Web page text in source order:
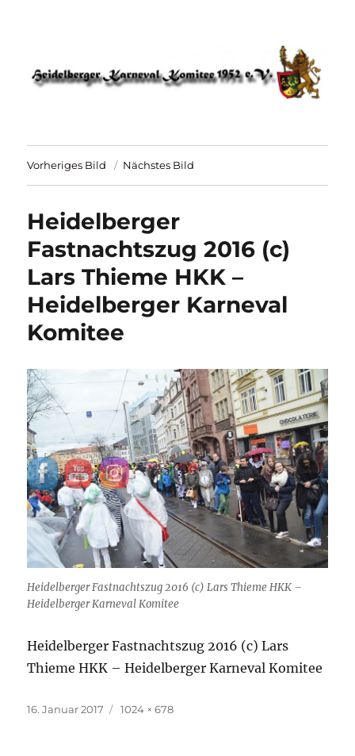
HKK 1952 – Heidelberger Karneval
Komitee
Vorheriges Bild Nächstes Bild
Heidelberger
Fastnachtszug 2016 (c)
Lars Thieme HKK –
Heidelberger Karneval
Komitee
Heidelberger Fastnachtszug 2016 (c) Lars Thieme HKK –
Heidelberger Karneval Komitee
Heidelberger Fastnachtszug 2016 (c) Lars
Thieme HKK – Heidelberger Karneval Komitee
Veröffentlicht
16. Januar 2017 Originalgröße
1024 × 678